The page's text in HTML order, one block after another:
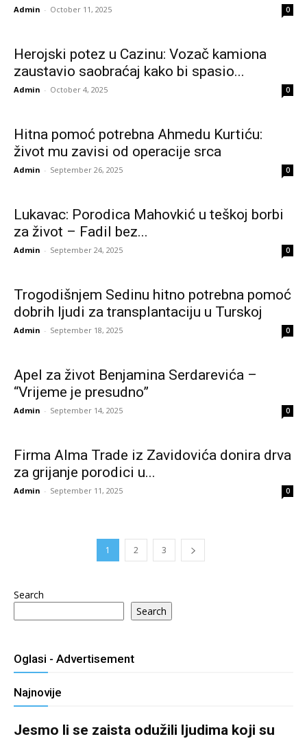
Admin - October 11, 2025 0
Herojski potez u Cazinu: Vozač kamiona
zaustavio saobraćaj kako bi spasio...
Admin - October 4, 2025 0
Hitna pomoć potrebna Ahmedu Kurtiću:
život mu zavisi od operacije srca
Admin - September 26, 2025 0
Lukavac: Porodica Mahovkić u teškoj borbi
za život – Fadil bez...
Admin - September 24, 2025 0
Trogodišnjem Sedinu hitno potrebna pomoć
dobrih ljudi za transplantaciju u Turskoj
Admin - September 18, 2025 0
Apel za život Benjamina Serdarevića –
“Vrijeme je presudno”
Admin - September 14, 2025 0
Firma Alma Trade iz Zavidovića donira drva
za grijanje porodici u...
Admin - September 11, 2025 0
1 2 3
Search
Search
Oglasi - Advertisement
Najnovije
Jesmo li se zaista odužili ljudima koji su